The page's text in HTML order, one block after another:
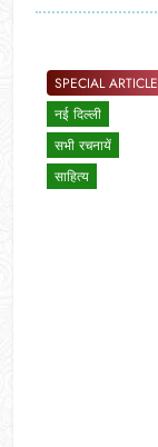
SPECIAL ARTICLE
नई दिल्ली
सभी रचनायें
साहित्य